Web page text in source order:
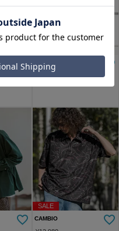
CAMBIO
¥11,550
SALE
CAMBIO